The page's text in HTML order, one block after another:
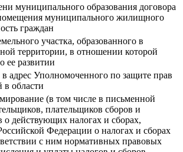
муниципального образования договора
муниципального жилищного
граждан
участка, образованного в
территории, в отношении которой
ее развитии
адрес Уполномоченного по защите прав
в области
(в том числе в письменной
плательщиков сборов и
о действующих налогах и сборах,
Федерации о налогах и сборах
с ним нормативных правовых